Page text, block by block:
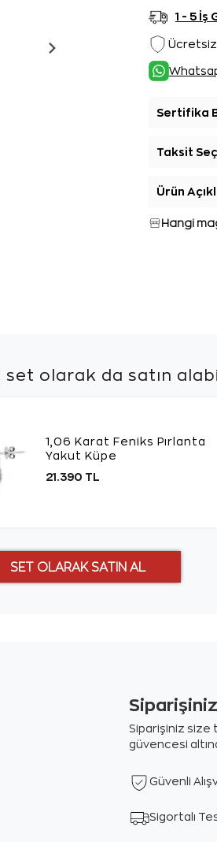
1 - 5 İş
Ücretsiz
Sertifika
Taksit
Ürün
Hangi
set olarak da satın
1,06 Karat Feniks Pırlanta
Yakut Küpe
21.390 TL
Siparişiniz size
güvencesi
Güvenli
Sigortalı